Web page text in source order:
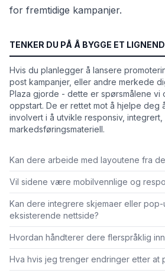
for fremtidige kampanjer.
TENKER DU PÅ Å BYGGE ET
Hvis du planlegger å lansere
post kampanjer, eller andre merkede
Plaza gjorde - dette er spørsmålene
oppstart. De er rettet mot å hjelpe deg
involvert i å utvikle responsiv,
markedsføringsmateriell.
Kan dere arbeide med layoutene fra
Vil sidene være mobilvennlige og
Kan dere integrere skjemaer eller
eksisterende nettside?
Hvordan håndterer dere flerspråklig
Hva hvis jeg trenger endringer etter at